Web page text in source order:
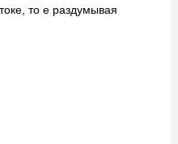
то е раздумывая